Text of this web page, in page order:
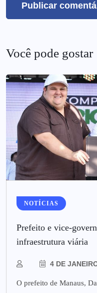
Você pode gostar
NOTÍCIAS
Prefeito e vice-
infraestrutura viária
4 DE
O prefeito de Manaus,